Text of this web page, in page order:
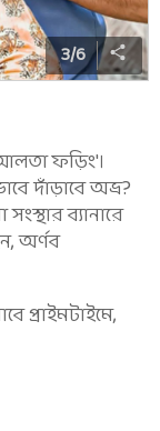
3/6
ফড়িং'।
দাঁড়াবে অভ্র?
ব্যানারে
অর্ণব
প্রাইমটাইমে,